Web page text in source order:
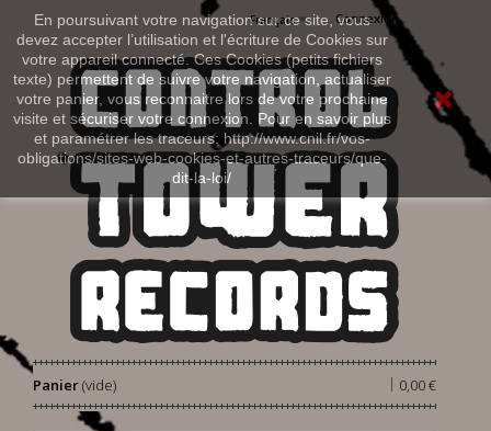
En poursuivant votre navigation sur ce site, vous
devez accepter l’utilisation et l'écriture de Cookies sur
votre appareil connecté. Ces Cookies (petits fichiers
texte) permettent de suivre votre navigation, actualiser
votre panier, vous reconnaitre lors de votre prochaine
visite et sécuriser votre connexion. Pour en savoir plus
et paramétrer les traceurs: http://www.cnil.fr/vos-
obligations/sites-web-cookies-et-autres-traceurs/que-
dit-la-loi/
Connexion
Français
Panier 0,00 €
|
(vide)